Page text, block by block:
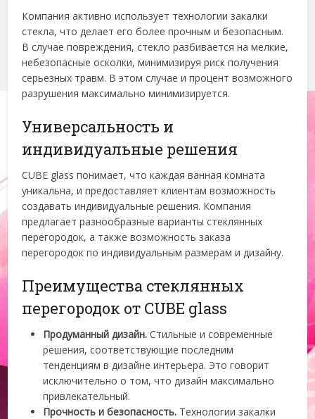
Компания активно использует технологии закалки
стекла, что делает его более прочным и безопасным.
В случае повреждения, стекло разбивается на мелкие,
небезопасные осколки, минимизируя риск получения
серьезных травм. В этом случае и процент возможного
разрушения максимально минимизируется.
Универсальность и
индивидуальные решения
CUBE glass понимает, что каждая ванная комната
уникальна, и предоставляет клиентам возможность
создавать индивидуальные решения. Компания
предлагает разнообразные варианты стеклянных
перегородок, а также возможность заказа
перегородок по индивидуальным размерам и дизайну.
Преимущества стеклянных
перегородок от CUBE glass
Продуманный дизайн. Стильные и современные
решения, соответствующие последним
тенденциям в дизайне интерьера. Это говорит
исключительно о том, что дизайн максимально
привлекательный.
Прочность и безопасность. Технологии закалки